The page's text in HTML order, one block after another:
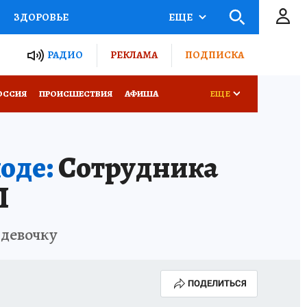
ЗДОРОВЬЕ
РОССИИ
ЕЩЕ
РАДИО РЕКЛАМА ПОДПИСКА
ПРОИСШЕСТВИЯ АФИША ЕЩЕ
Сотрудника
ПОДЕЛИТЬСЯ